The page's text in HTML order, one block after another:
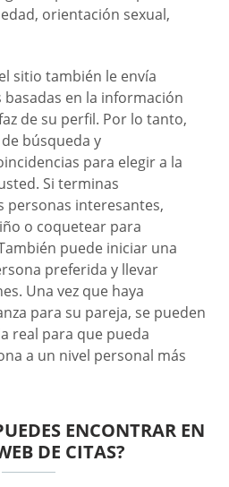
orientación sexual,
sitio también le envía
en la información
de su perfil. Por lo tanto,
búsqueda y
para elegir a la
Si terminas
personas interesantes,
o coquetear para
puede iniciar una
preferida y llevar
Una vez que haya
para su pareja, se pueden
real para que pueda
a un nivel personal más
ENCONTRAR EN
DE CITAS?